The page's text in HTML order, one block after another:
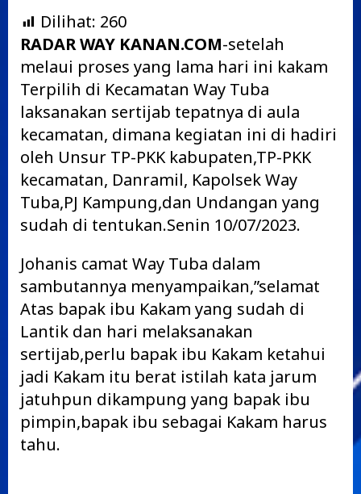
Dilihat: 260
RADAR WAY KANAN.COM-setelah
melaui proses yang lama hari ini kakam
Terpilih di Kecamatan Way Tuba
laksanakan sertijab tepatnya di aula
kecamatan, dimana kegiatan ini di hadiri
oleh Unsur TP-PKK kabupaten,TP-PKK
kecamatan, Danramil, Kapolsek Way
Tuba,PJ Kampung,dan Undangan yang
sudah di tentukan.Senin 10/07/2023.
Johanis camat Way Tuba dalam
sambutannya menyampaikan,”selamat
Atas bapak ibu Kakam yang sudah di
Lantik dan hari melaksanakan
sertijab,perlu bapak ibu Kakam ketahui
jadi Kakam itu berat istilah kata jarum
jatuhpun dikampung yang bapak ibu
pimpin,bapak ibu sebagai Kakam harus
tahu.